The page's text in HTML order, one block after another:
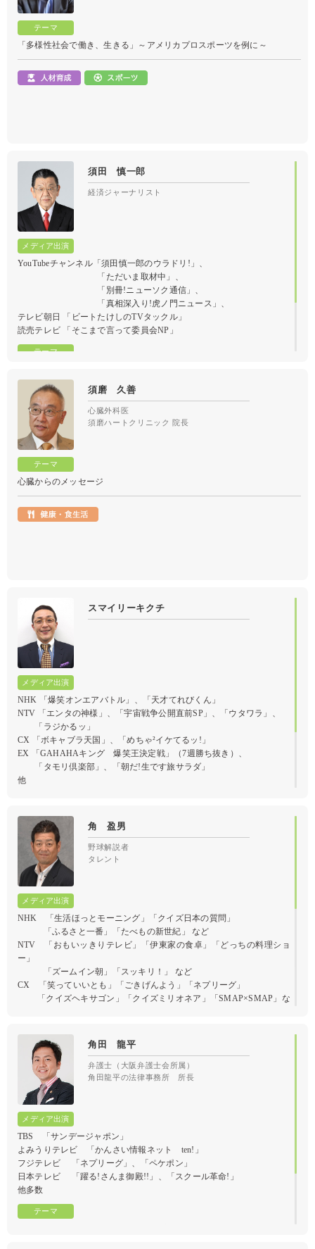
大規模災害時の日本の危機管理の真実
「多様性社会で働き、生きる」～アメリカプロスポーツを例に～
須田 慎一郎
経済ジャーナリスト
YouTubeチャンネル「須田慎一郎のウラドリ!」 、
「ただいま取材中」
、
「別冊!ニューソク通信」 、
「真相深入り!虎ノ門ニュース」 、
テレビ朝日 「ビートたけしのTVタックル」
読売テレビ 「そこまで言って委員会NP」
須磨 久善
心臓外科医
須磨ハートクリニック 院長
心臓からのメッセージ
スマイリーキクチ
NHK 「爆笑オンエアバトル」、「天才てれびくん」
NTV 「エンタの神様」、「宇宙戦争公開直前SP」、「ウタワラ」、
「ラジかるッ」
CX 「ボキャブラ天国」、「めちゃ²イケてるッ!」
EX 「GAHAHAキング 爆笑王決定戦」（7週勝ち抜き）、
「タモリ倶楽部」、「朝だ!生です旅サラダ」
他
インターネットと人々のかかわり ～突然、僕は殺人犯にされた～
角 盈男
野球解説者
タレント
NHK 「生活ほっとモーニング」「クイズ日本の質問」
「ふるさと一番」「たべもの新世紀」 など
NTV 「おもいッきりテレビ」「伊東家の食卓」「どっちの料理ショ
ー」
「ズームイン朝」「スッキリ！」 など
CX 「笑っていいとも」「ごきげんよう」「ネプリーグ」
「クイズヘキサゴン」「クイズミリオネア」「SMAP×SMAP」な
「オールスター感謝祭」「筋肉番付」 など
EX 「やじうま」「スーパーモーニング」「徹子の部屋」
「NANDA!」
「虎ノ門」 など
TX 「田舎に泊まろう」「ふるさとグルメ大賞」「土曜スペシャル」
「日曜ビッグスペシャル」「今夜もドル箱」 など
私の野球人生
角田 龍平
弁護士（大阪弁護士会所属）
角田龍平の法律事務所 所長
TBS 「サンデージャポン」
よみうりテレビ 「かんさい情報ネット ten!」
フジテレビ 「ネプリーグ」、「ペケポン」
日本テレビ 「躍る!さんま御殿!!」、「スクール革命!」
他多数